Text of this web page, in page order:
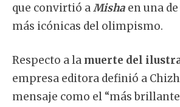
que convirtió aMisha en una
más icónicas del olimpismo.
Respecto a la muerte del
empresa editora definió a
mensaje como el “más